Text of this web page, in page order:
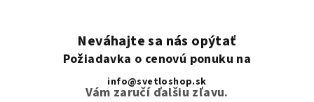
Neváhajte sa nás opýtať
Požiadavka o cenovú ponuku na
info@svetloshop.sk
Vám zaručí ďalšiu zľavu.